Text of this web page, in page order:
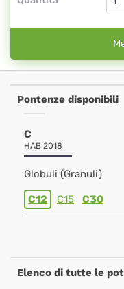
Pontenze disponibili
C
HAB 2018
Globuli (Granuli)
C12 C15 C30
Elenco di tutte le